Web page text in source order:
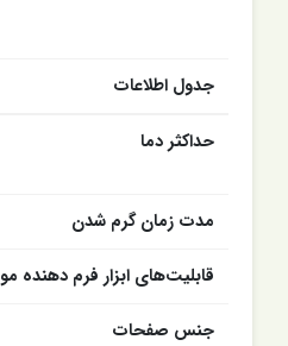
جدول اطلاعات
حداکثر دما
مدت زمان گرم شدن
قابلیت‌های ابزار فرم دهنده مو
جنس صفحات